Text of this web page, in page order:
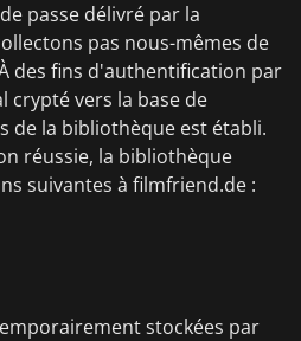
passe délivré par la
pas nous-mêmes de
des fins d'authentification par
crypté vers la base de
de la bibliothèque est établi.
réussie, la bibliothèque
suivantes à filmfriend.de :
stockées par